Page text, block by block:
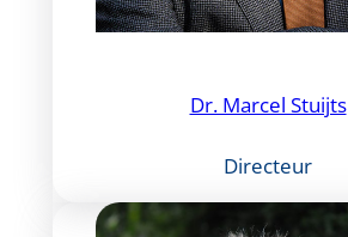
Dr. Marcel Stuijts
Directeur